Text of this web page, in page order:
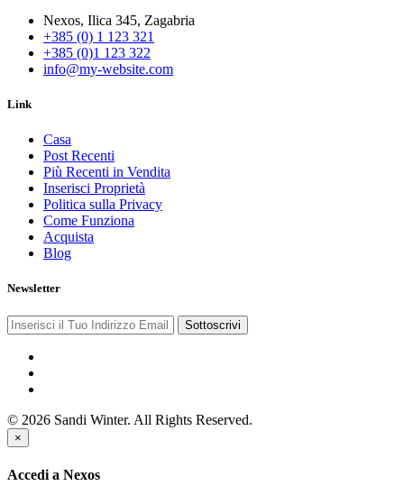
Nexos, Ilica 345, Zagabria
+385 (0) 1 123 321
+385 (0)1 123 322
info@my-website.com
Link
Casa
Post Recenti
Più Recenti in Vendita
Inserisci Proprietà
Politica sulla Privacy
Come Funziona
Acquista
Blog
Newsletter
Sottoscrivi
© 2026 Sandi Winter. All Rights Reserved.
×
Accedi a Nexos